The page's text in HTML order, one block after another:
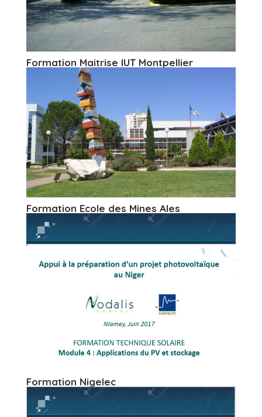
Formation Maitrise IUT Montpellier
Formation Ecole des Mines Ales
Formation Nigelec